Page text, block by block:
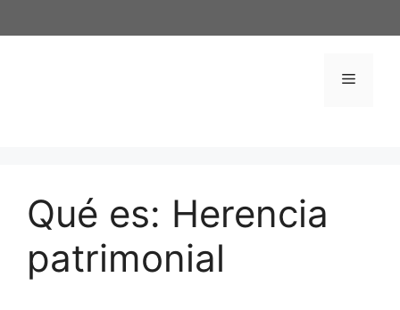
al
Menú
Qué es: Herencia
patrimonial